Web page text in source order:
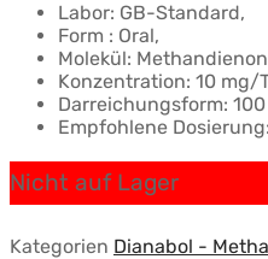
Labor: GB-Standard,
Form : Oral,
Molekül:
Konzentration: 10 mg/
Darreichungsform:
Empfohlene
Nicht auf Lager
Kategorien Dianabol -